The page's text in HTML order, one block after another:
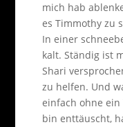
mich hab
es Timmothy zu
In einer
kalt. Ständig ist
Shari
zu helfen. Und
einfach ohne
bin enttäuscht,